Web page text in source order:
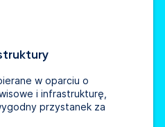
w oparciu o
i infrastrukturę,
przystanek za